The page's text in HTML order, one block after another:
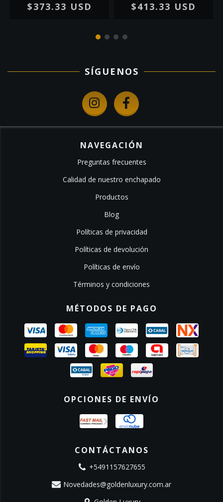
$373.33 USD $413.33 USD
SÍGUENOS
NAVEGACIÓN
Preguntas frecuentes
Calidad de nuestro enchapado
Productos
Blog
Políticas de privacidad
Políticas de devolución
Políticas de envío
Términos y condiciones
MÉTODOS DE PAGO
OPCIONES DE ENVÍO
CONTÁCTANOS
+5491157627655
Novedades@goldenluxury.com.ar